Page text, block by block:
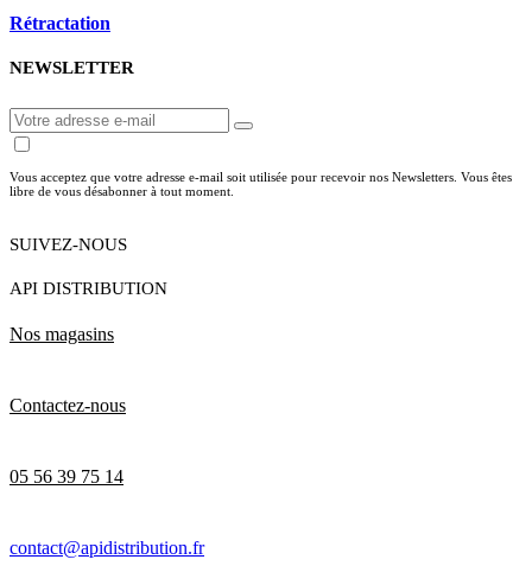
Rétractation
NEWSLETTER
Vous acceptez que votre adresse e-mail soit utilisée pour recevoir nos Newsletters. Vous êtes
libre de vous désabonner à tout moment.
SUIVEZ-NOUS
API DISTRIBUTION
Nos magasins
Contactez-nous
05 56 39 75 14
contact@apidistribution.fr